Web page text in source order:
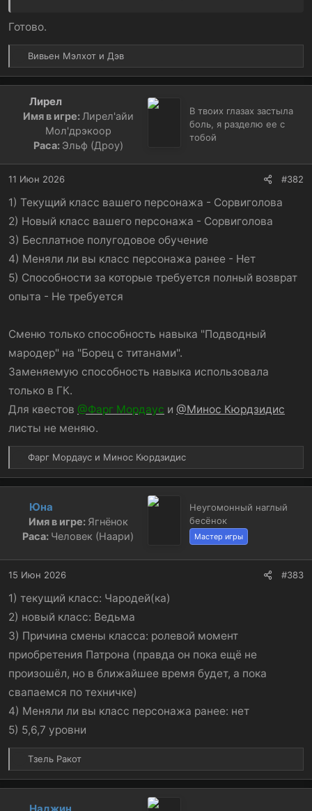
2) Новый класс вашего персонажа:
3) Причина смены:Ролевые обстоятельства, а также
моё личное желание снова активно раздракониться.
4) Меняли ли вы класс персонажа ранее:Да.
5) Способности, за которые требуется возврат:
за проданные уровни 5-8 возврат в кри разницы за
продажу.
+ смена наследия с Ореада на Драконью кровь.
В перебилде переучиваю навык "Изобретатель" на
другой, поэтому стираю доп.формулы, полученные от
Обучений N.
Ссылка на пост с прошлой заявкой на рецепты для
обучений -тут.
Готово.
Р
е
к
ц
и
Вивьен Мэлхот и Дэв
Лирел
Имя в игре:Лирел'айи
Мол'дрэкоор
Раса: Эльф (Дроу)
В твоих глазах застыла
боль, я разделю ее с
тобой
11 Июн 2026 #382
1) Текущий класс вашего персонажа - Сорвиголова
2) Новый класс вашего персонажа - Сорвиголова
3) Бесплатное полугодовое обучение
4) Меняли ли вы класс персонажа ранее - Нет
5) Способности за которые требуется полный возврат
опыта - Не требуется
Сменю только способность навыка "Подводный
мародер" на "Борец с титанами".
Заменяемую способность навыка использовала
только в ГК.
Для квестов @Фарг Мордаус и @Минос Кюрдзидис
листы не меняю.
Р
е
ц
и
и
Фарг Мордаус и Минос Кюрдзидис
Юна
Имя в игре: Ягнёнок
Раса: Человек (Наари)
Неугомонный наглый
бесёнок
Мастер игры
15 Июн 2026 #383
1) текущий класс: Чародей(ка)
2) новый класс: Ведьма
3) Причина смены класса: ролевой момент
приобретения Патрона (правда он пока ещё не
произошёл, но в ближайшее время будет, а пока
свапаемся по техничке)
4) Меняли ли вы класс персонажа ранее: нет
5) 5,6,7 уровни
Р
е
Тзель Ракот
Наджин